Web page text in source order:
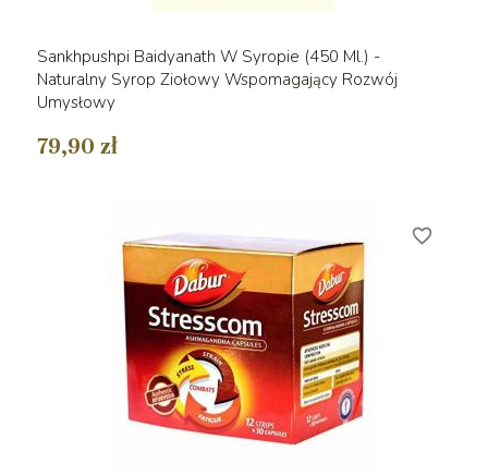
Sankhpushpi Baidyanath W Syropie (450 Ml.) -
Naturalny Syrop Ziołowy Wspomagający Rozwój
Umysłowy
79,90 zł
favorite_border